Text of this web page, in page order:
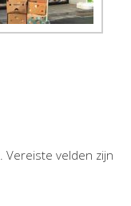
Vereiste velden zijn